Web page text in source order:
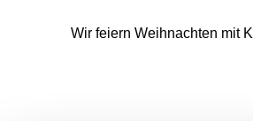
Wir feiern Weihnachten mit